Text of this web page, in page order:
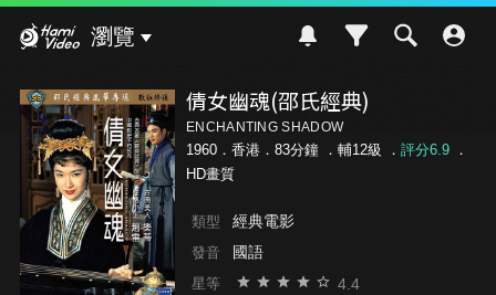
瀏覽
倩女幽魂(邵氏經典)
ENCHANTING SHADOW
1960．香港．83分鐘 ． 輔12級 ． 評分6.9．
HD畫質
類型 經典電影
發音 國語
星等 4.4